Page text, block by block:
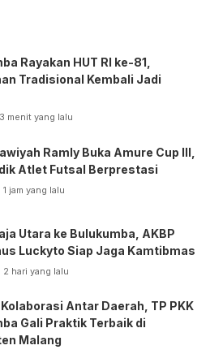
Rayakan HUT RI ke-81,
Tradisional Kembali Jadi
menit yang lalu
Ramly Buka Amure Cup III,
Atlet Futsal Berprestasi
1 jam yang lalu
Utara ke Bulukumba, AKBP
Luckyto Siap Jaga Kamtibmas
2 hari yang lalu
Antar Daerah, TP PKK
Gali Praktik Terbaik di
Malang